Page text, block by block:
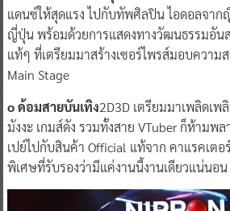
แดนซ์ให้สุดแรง ไปกับทัพศิลปิน ไอดอลจา
ญี่ปุ่น พร้อมด้วยการแสดงทางวัฒนธรรมอัน
แท้ๆ ที่เตรียมมาสร้างเซอร์ไพรส์มอบความ
Main Stage
o ด้อมสายบันเทิง2D3D เตรียมมาเพลิดเ
มังงะ เกมส์ดัง รวมทั้งสาย VTuber ก็ห้ามพ
เปย์ไปกับสินค้า Official แท้จาก คาแรคเต
พิเศษที่รับรองว่ามีแค่งานนี้งานเดียวแน่นอน